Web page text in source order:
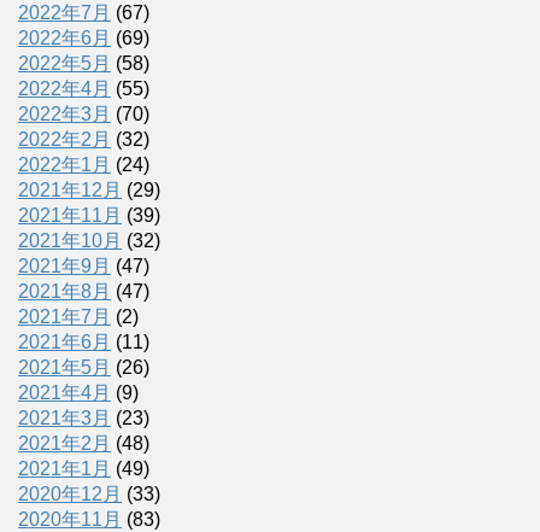
2022年7月 (67)
2022年6月 (69)
2022年5月 (58)
2022年4月 (55)
2022年3月 (70)
2022年2月 (32)
2022年1月 (24)
2021年12月 (29)
2021年11月 (39)
2021年10月 (32)
2021年9月 (47)
2021年8月 (47)
2021年7月 (2)
2021年6月 (11)
2021年5月 (26)
2021年4月 (9)
2021年3月 (23)
2021年2月 (48)
2021年1月 (49)
2020年12月 (33)
2020年11月 (83)